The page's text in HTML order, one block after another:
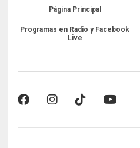
Página Principal
Programas en Radio y Facebook
Live